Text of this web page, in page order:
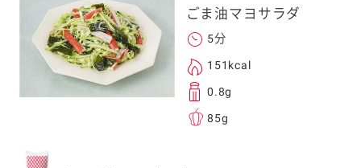
ごま油マヨサラダ
5分
151kcal
0.8g
85g